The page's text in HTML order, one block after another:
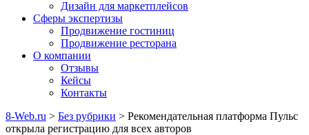
Дизайн для маркетплейсов
Сферы экспертизы
Продвижение гостиниц
Продвижение ресторана
О компании
Отзывы
Кейсы
Контакты
8-Web.ru > Без рубрики > Рекомендательная платформа Пульс
открыла регистрацию для всех авторов